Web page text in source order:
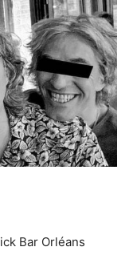
Bar Orléans